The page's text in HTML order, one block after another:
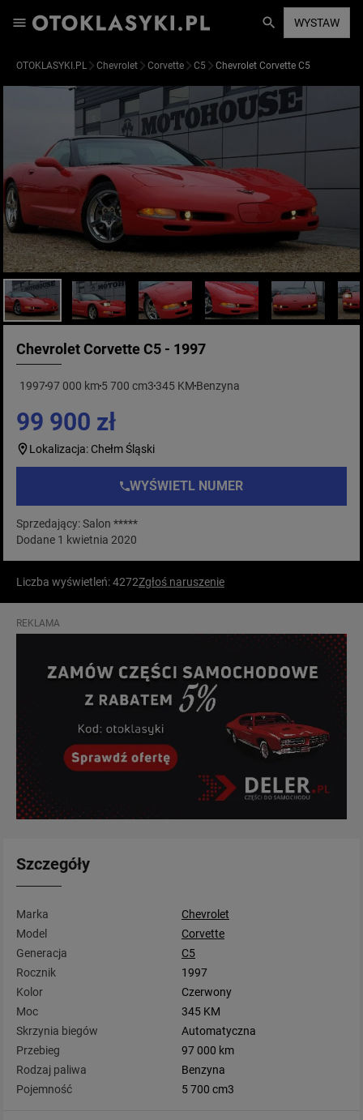
WYSTAW
OTOKLASYKI.PL Chevrolet Corvette C5 Chevrolet Corvette C5
Chevrolet Corvette C5 - 1997
199797 000 km5 700 cm3 345 KM Benzyna
99 900 zł
Lokalizacja: Chełm Śląski
WYŚWIETL NUMER
Sprzedający: Salon *****
Dodane 1 kwietnia 2020
Liczba wyświetleń: 4272Zgłoś naruszenie
REKLAMA
Szczegóły
Marka
Chevrolet
Model
Corvette
Generacja
C5
Rocznik
1997
Kolor
Czerwony
Moc
345 KM
Skrzynia biegów
Automatyczna
Przebieg
97 000 km
Rodzaj paliwa
Benzyna
Pojemność
5 700 cm3